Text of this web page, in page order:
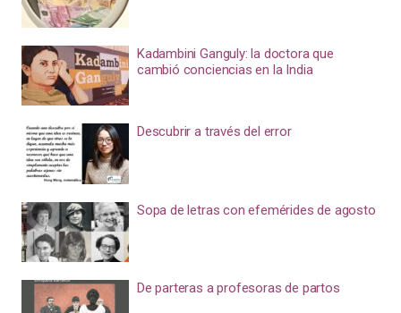
Kadambini Ganguly: la doctora que
cambió conciencias en la India
Descubrir a través del error
Sopa de letras con efemérides de agosto
De parteras a profesoras de partos